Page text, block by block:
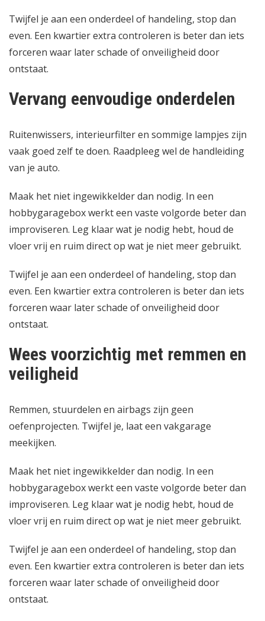
Twijfel je aan een onderdeel of handeling, stop dan
even. Een kwartier extra controleren is beter dan iets
forceren waar later schade of onveiligheid door
ontstaat.
Vervang eenvoudige onderdelen
Ruitenwissers, interieurfilter en sommige lampjes zijn
vaak goed zelf te doen. Raadpleeg wel de handleiding
van je auto.
Maak het niet ingewikkelder dan nodig. In een
hobbygaragebox werkt een vaste volgorde beter dan
improviseren. Leg klaar wat je nodig hebt, houd de
vloer vrij en ruim direct op wat je niet meer gebruikt.
Twijfel je aan een onderdeel of handeling, stop dan
even. Een kwartier extra controleren is beter dan iets
forceren waar later schade of onveiligheid door
ontstaat.
Wees voorzichtig met remmen en
veiligheid
Remmen, stuurdelen en airbags zijn geen
oefenprojecten. Twijfel je, laat een vakgarage
meekijken.
Maak het niet ingewikkelder dan nodig. In een
hobbygaragebox werkt een vaste volgorde beter dan
improviseren. Leg klaar wat je nodig hebt, houd de
vloer vrij en ruim direct op wat je niet meer gebruikt.
Twijfel je aan een onderdeel of handeling, stop dan
even. Een kwartier extra controleren is beter dan iets
forceren waar later schade of onveiligheid door
ontstaat.